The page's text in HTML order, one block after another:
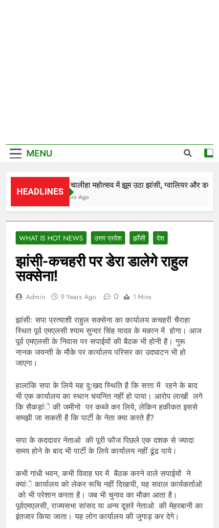
MENU
HEADLINES
*28वें चालीहा महोत्सव में झूम उठा झांसी, ग्वालियर और डबरा
19 Hours Ago
WHAT IS HOT NEWS उत्तर प्रदेश झाँसी देश
झांसी-कचहरी पर डेरा डालेगे राहुल
सक्सेना!
Admin 9 Years Ago 0 1 Mins
झांसीः सपा प्रत्याशी राहुल सक्सेना का कार्यालय कचहरी चैराहा
स्थित पूर्व एमएलसी श्याम सुन्दर सिंह यादव के मकान में होगा। आज
पूर्व एमएलसी के निवास पर सपाईयों की बैठक भी होनी है। गुरू
नानक जयन्ती के मौके पर कार्यालय परिसर का उदघाटन भी हो
जाएगा।
हालांकि सपा के लिये यह दुःखद स्थिति है कि सत्ता में रहने के बाद
भी एक कार्यालय का स्थान चयनित नहीं हो पाया। आरोप लाखों लगे
कि सैकड़ांे की जमीनो पर कब्जे कर लिये, लेकिन हकीकत इससे
समझी जा सकती है कि पार्टी के नेता क्या करते हैं?
सपा के कददावर नेताओ की पूरी फौज पिछले एक दशक से ज्यादा
समय होने के बाद भी पार्टी के लिये कार्यालय नहीं ढूंढ पाये।
कभी गांधी भवन, कभी विवाह घर में बैठक करने वाले सपाईयों ने
क्यांे कार्यालय को लेकर रूचि नहीं दिखायी, यह सवाल कार्यकर्ताओ
को भी परेशान करता है। जब भी चुनाव का मौका आता है।
पूर्वएमएलसी, राज्यसभा सांसद या अन्य दूसरे नेताओ की मेहरबानी का
इंतजार किया जाता। यह लोग कार्यालय की जुगाड़ कर देगे।